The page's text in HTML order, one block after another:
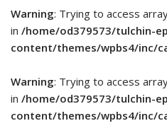
Warning: Trying to access
in /home/od379573/tulchin-
content/themes/wpbs4/inc/
Warning: Trying to access
in /home/od379573/tulchin-
content/themes/wpbs4/inc/